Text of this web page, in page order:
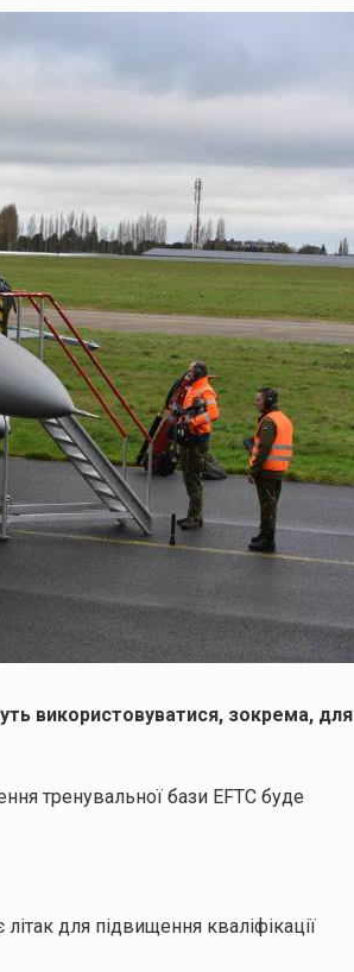
використовуватися, зокрема, для
тренувальної бази EFTC буде
для підвищення кваліфікації